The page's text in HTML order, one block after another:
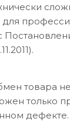
товара
только
дефекте.